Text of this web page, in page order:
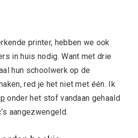
printer, hebben we ook
in huis nodig. Want met drie
hun schoolwerk op de
red je het niet met één. Ik
onder het stof vandaan gehaald
aangezwengeld.